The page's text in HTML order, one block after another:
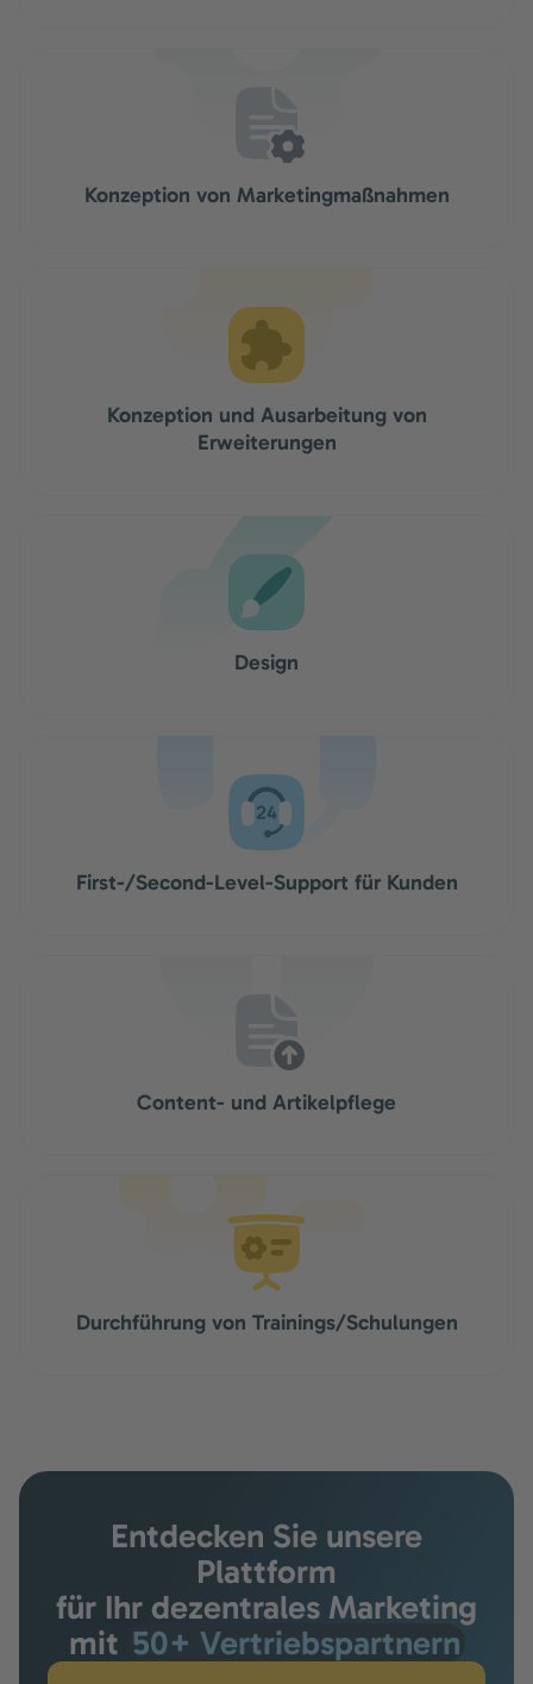
Konzeption von Marketingmaßnahmen
Konzeption und Ausarbeitung von
Erweiterungen
Design
First-/Second-Level-Support für Kunden
Content- und Artikelpflege
Durchführung von Trainings/Schulungen
Entdecken Sie unsere
Plattform
für Ihr dezentrales Marketing
mit 50+ Vertriebspartnern